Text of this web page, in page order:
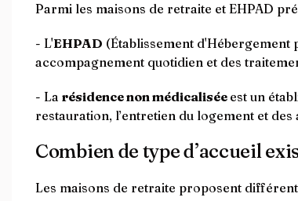
Parmi les maisons de retraite et EHPAD
- L'EHPAD (Établissement d'Hébergement
accompagnement quotidien et des
- La résidence non médicalisée est un
restauration, l’entretien du logement et
Combien de type d’accueil
Les maisons de retraite proposent